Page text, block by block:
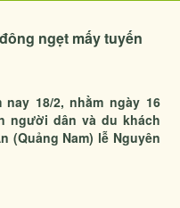
ngẹt mấy tuyến
18/2, nhằm ngày 16
người dân và du khách
(Quảng Nam) lễ Nguyên